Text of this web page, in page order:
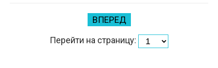
ВПЕРЕД
Перейти на страницу: